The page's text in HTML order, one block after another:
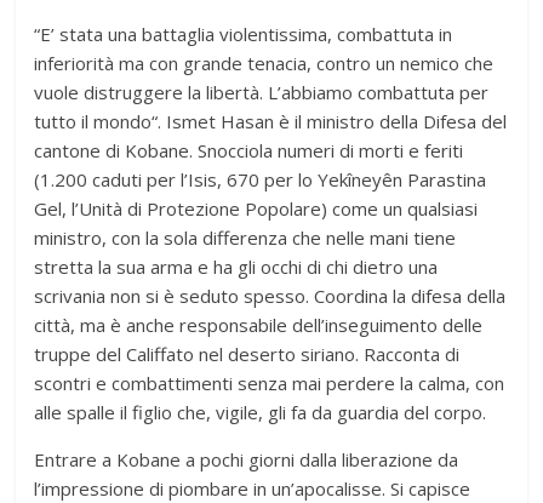
“E’ stata una battaglia violentissima, combattuta in
inferiorità ma con grande tenacia, contro un nemico che
vuole distruggere la libertà. L’abbiamo combattuta per
tutto il mondo“. Ismet Hasan è il ministro della Difesa del
cantone di Kobane. Snocciola numeri di morti e feriti
(1.200 caduti per l’Isis, 670 per lo Yekîneyên Parastina
Gel, l’Unità di Protezione Popolare) come un qualsiasi
ministro, con la sola differenza che nelle mani tiene
stretta la sua arma e ha gli occhi di chi dietro una
scrivania non si è seduto spesso. Coordina la difesa della
città, ma è anche responsabile dell’inseguimento delle
truppe del Califfato nel deserto siriano. Racconta di
scontri e combattimenti senza mai perdere la calma, con
alle spalle il figlio che, vigile, gli fa da guardia del corpo.
Entrare a Kobane a pochi giorni dalla liberazione da
l’impressione di piombare in un’apocalisse. Si capisce